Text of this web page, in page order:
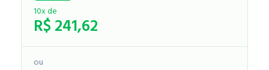
10x de
R$241,62
ou